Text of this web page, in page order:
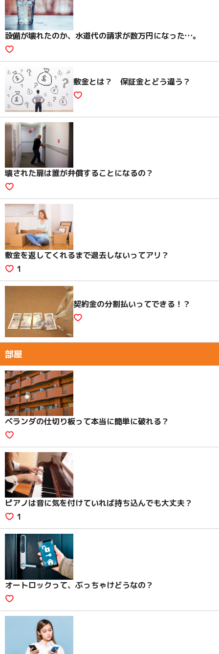
設備が壊れたのか、水道代の請求が数万円になった…。
敷金とは？ 保証金とどう違う？
壊された扉は誰が弁償することになるの？
敷金を返してくれるまで退去しないってアリ？
1
契約金の分割払いってできる！？
部屋
ベランダの仕切り板って本当に簡単に破れる？
ピアノは音に気を付けていれば持ち込んでも大丈夫？
1
オートロックって、ぶっちゃけどうなの？